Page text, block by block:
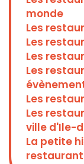
monde
Les
Les
Les
Les
Les
Les
ville d'Ile-
La petite